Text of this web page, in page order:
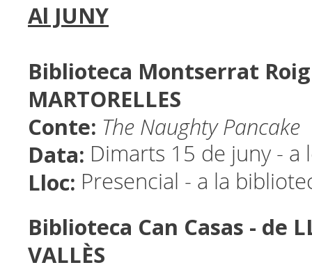
Al JUNY
Biblioteca Montserrat
MARTORELLES
Conte: The Naughty Pancake
Data: Dimarts 15 de juny - a
Lloc: Presencial - a la
Biblioteca Can Casas - de
VALLÈS